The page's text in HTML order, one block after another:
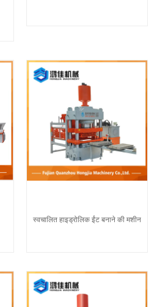
स्वचालित हाइड्रोलिक ईंट बनाने की मशीन